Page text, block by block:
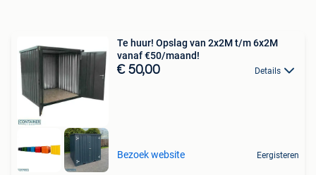
Te huur! Opslag van 2x2M t/m 6x2M
vanaf €50/maand!
€ 50,00 Details
Bezoek website Eergisteren